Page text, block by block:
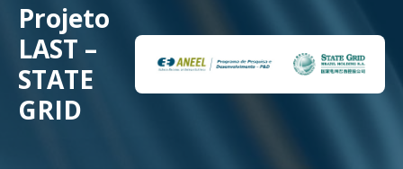
Projeto
LAST –
STATE
GRID